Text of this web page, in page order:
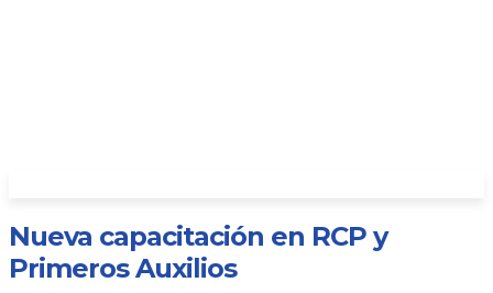
Nueva capacitación en RCP y
Primeros Auxilios